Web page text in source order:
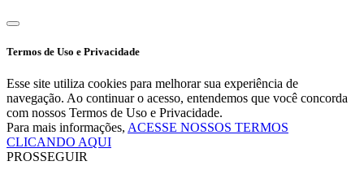
Termos de Uso e Privacidade
Esse site utiliza cookies para melhorar sua experiência de
navegação. Ao continuar o acesso, entendemos que você concorda
com nossos Termos de Uso e Privacidade.
Para mais informações, ACESSE NOSSOS TERMOS
CLICANDO AQUI
PROSSEGUIR